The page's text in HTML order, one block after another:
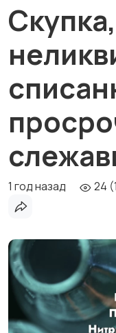
1 год назад 24